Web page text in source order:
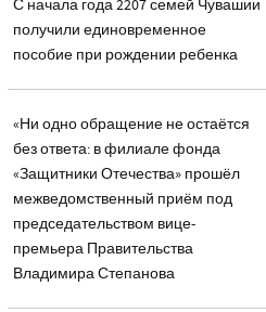
С начала года 2207 семей Чувашии
получили единовременное
пособие при рождении ребенка
«Ни одно обращение не остаётся
без ответа: в филиале фонда
«Защитники Отечества» прошёл
межведомственный приём под
председательством вице-
премьера Правительства
Владимира Степанова